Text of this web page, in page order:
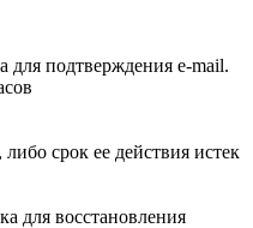
для подтверждения e-mail.
срок ее действия истек
для восстановления